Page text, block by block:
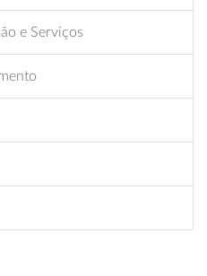
e Serviços